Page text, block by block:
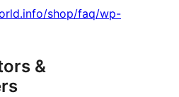
shop/faq/wp-
&